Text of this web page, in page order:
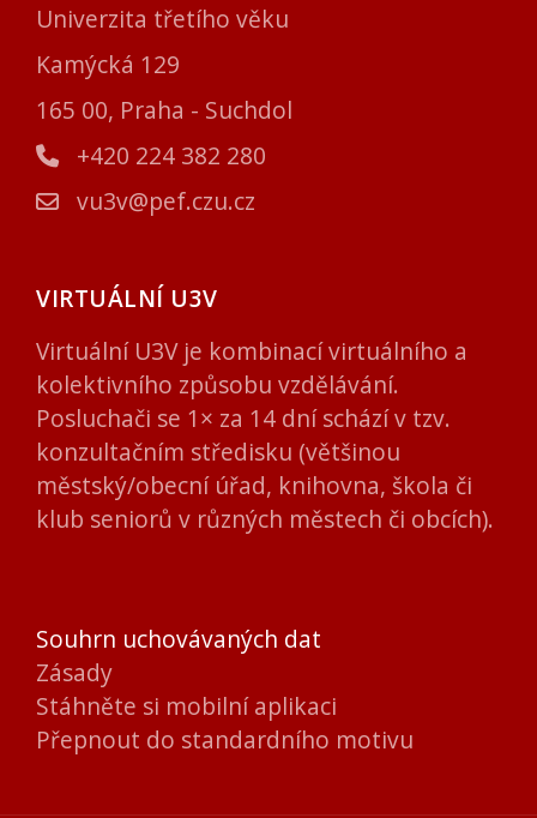
Univerzita třetího věku
Kamýcká 129
165 00, Praha - Suchdol
+420 224 382 280
vu3v@pef.czu.cz
VIRTUÁLNÍ U3V
Virtuální U3V je kombinací virtuálního a
kolektivního způsobu vzdělávání.
Posluchači se 1× za 14 dní schází v tzv.
konzultačním středisku (většinou
městský/obecní úřad, knihovna, škola či
klub seniorů v různých městech či obcích).
Souhrn uchovávaných dat
Zásady
Stáhněte si mobilní aplikaci
Přepnout do standardního motivu